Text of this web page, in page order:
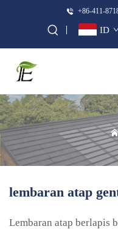
+86-411-
ID
lembaran atap
Lembaran atap berlapis